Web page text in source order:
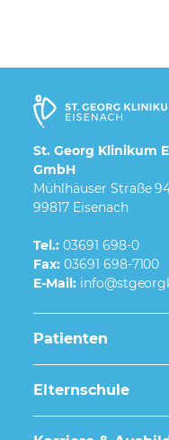
St. Georg Klinikum
GmbH
Mühlhäuser Straße
99817 Eisenach
Tel.: 03691 698-0
Fax: 03691 698-7100
E-Mail:
Patienten
Elternschule